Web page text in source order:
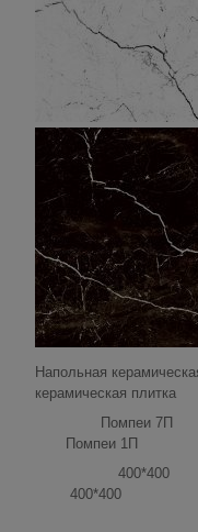
Напольная
керамическая плитка
Помпеи 1П
400*400